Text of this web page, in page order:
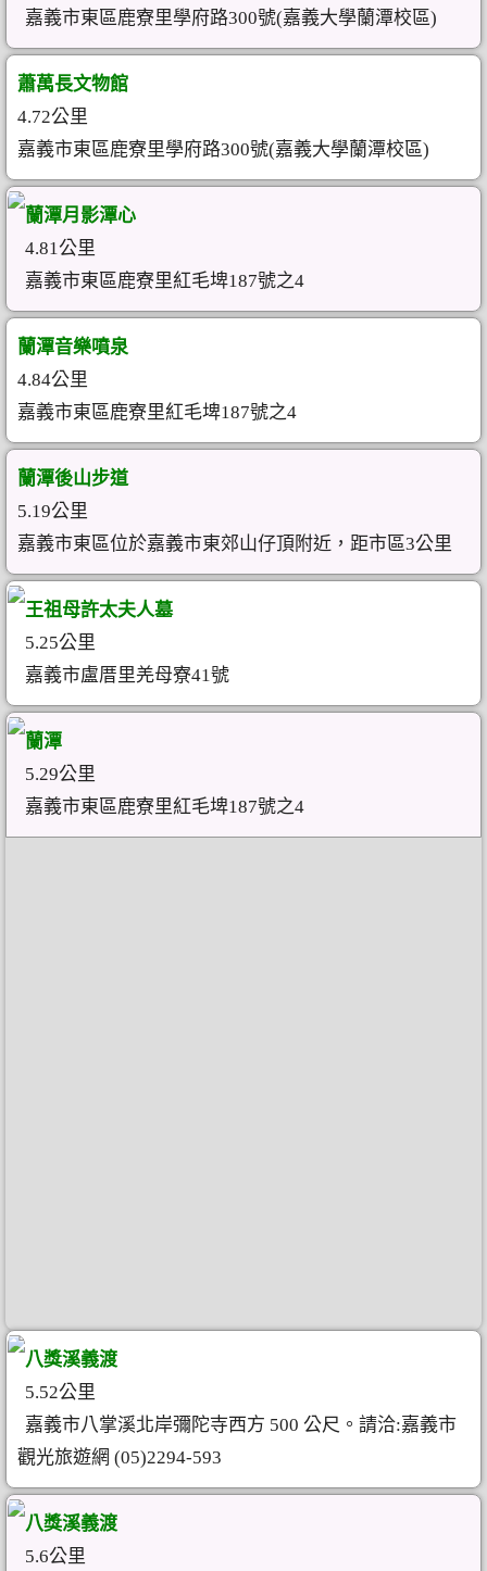
嘉義市東區鹿寮里學府路300號(嘉義大學蘭潭校區)
蕭萬長文物館
4.72公里
嘉義市東區鹿寮里學府路300號(嘉義大學蘭潭校區)
蘭潭月影潭心
4.81公里
嘉義市東區鹿寮里紅毛埤187號之4
蘭潭音樂噴泉
4.84公里
嘉義市東區鹿寮里紅毛埤187號之4
蘭潭後山步道
5.19公里
嘉義市東區位於嘉義市東郊山仔頂附近，距市區3公里
王祖母許太夫人墓
5.25公里
嘉義市盧厝里羌母寮41號
蘭潭
5.29公里
嘉義市東區鹿寮里紅毛埤187號之4
八獎溪義渡
5.52公里
嘉義市八掌溪北岸彌陀寺西方 500 公尺。請洽:嘉義市
觀光旅遊網 (05)2294-593
八獎溪義渡
5.6公里